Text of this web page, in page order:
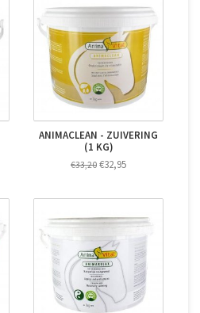
ANIMACLEAN - ZUIVERING
(1 KG)
€33,20 €32,95